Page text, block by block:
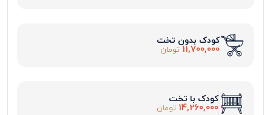
کودک بدون تخت
11,700,000 تومان
کودک با تخت
14,260,000 تومان